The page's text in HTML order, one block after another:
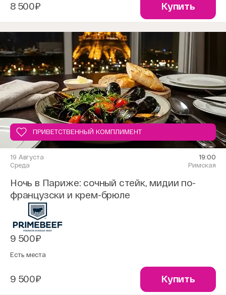
8 500₽ Купить
ПРИВЕТСТВЕННЫЙ КОМПЛИМЕНТ
19 Августа
Среда
19:00
Римская
Ночь в Париже: сочный стейк, мидии по-
французски и крем-брюле
9 500₽
Есть места
9 500₽ Купить